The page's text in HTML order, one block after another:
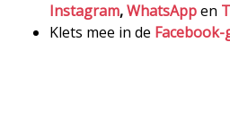
Instagram,WhatsAppen
Klets mee in de